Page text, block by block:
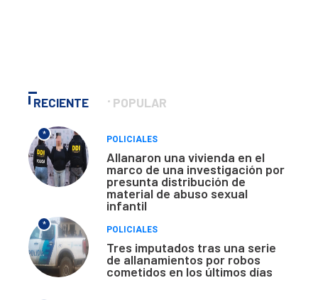
RECIENTE POPULAR
*
POLICIALES
Allanaron una vivienda en el
marco de una investigación por
presunta distribución de
material de abuso sexual
infantil
*
POLICIALES
Tres imputados tras una serie
de allanamientos por robos
cometidos en los últimos días